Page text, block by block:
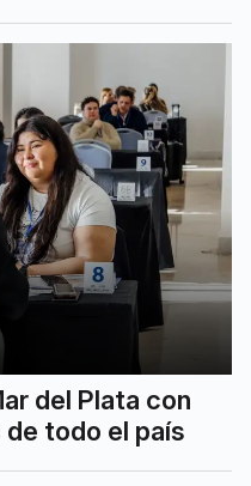
del Plata con
todo el país